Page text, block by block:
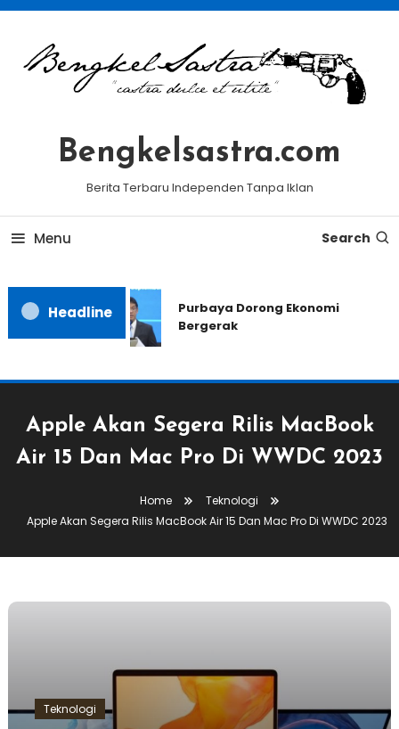
Skip
Content
Bengkelsastra.com
Berita Terbaru Independen Tanpa Iklan
Menu Search
Headline
Purbaya Dorong Ekonomi
Bergerak
Apple Akan Segera Rilis MacBook
Air 15 Dan Mac Pro Di WWDC 2023
Home
Teknologi
Apple Akan Segera Rilis MacBook Air 15 Dan Mac Pro Di WWDC 2023
Teknologi